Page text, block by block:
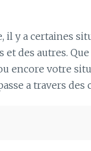
il y a certaines
et des autres.
encore votre
a travers des